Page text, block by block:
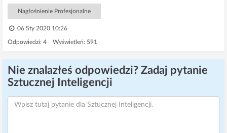
Nagłośnienie Profesjonalne
06 Sty 2020 10:26
Odpowiedzi: 4 Wyświetleń: 591
Nie znalazłeś odpowiedzi? Zadaj pytanie
Sztucznej Inteligencji